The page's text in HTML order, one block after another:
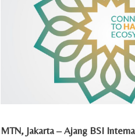
MTN, Jakarta – Ajang BSI